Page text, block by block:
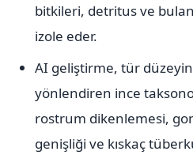
bitkileri, detritus ve
izole eder.
AI geliştirme, tür
yönlendiren ince
rostrum dikenlemesi,
genişliği ve kıskaç